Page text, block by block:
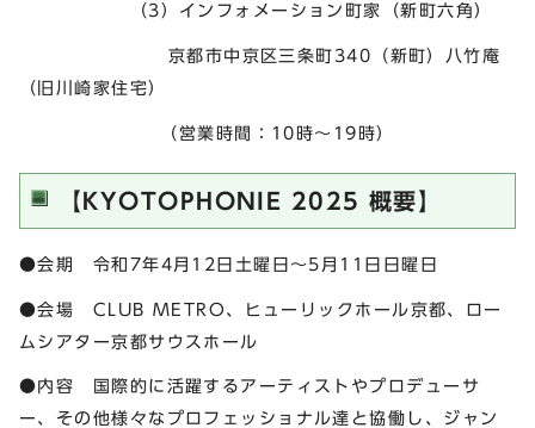
（3）インフォメーション町家（新町六角）
京都市中京区三条町340（新町）八竹庵
（旧川崎家住宅）
（営業時間：10時～19時）
【KYOTOPHONIE 2025 概要】
●会期 令和7年4月12日土曜日～5月11日日曜日
●会場 CLUB METRO、ヒューリックホール京都、ロー
ムシアター京都サウスホール
●内容 国際的に活躍するアーティストやプロデューサ
ー、その他様々なプロフェッショナル達と協働し、ジャン